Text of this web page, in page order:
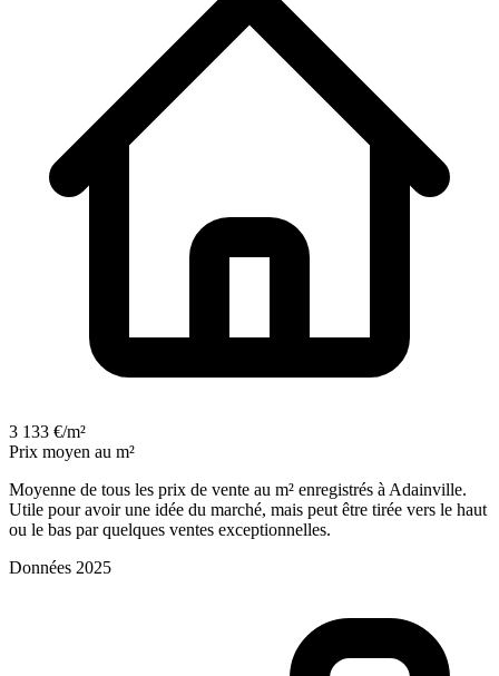
3 133 €/m²
Prix moyen au m²
Moyenne de tous les prix de vente au m² enregistrés à Adainville.
Utile pour avoir une idée du marché, mais peut être tirée vers le haut
ou le bas par quelques ventes exceptionnelles.
Données 2025